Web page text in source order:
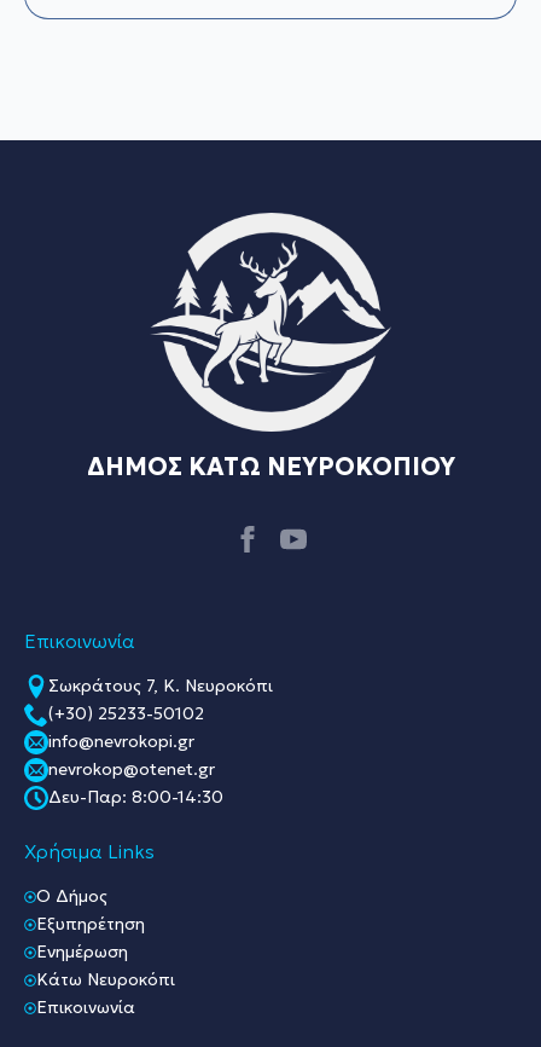
ΔΗΜΟΣ ΚΑΤΩ ΝΕΥΡΟΚΟΠΙΟΥ
Επικοινωνία
Σωκράτους 7, Κ. Νευροκόπι
(+30) 25233-50102
info@nevrokopi.gr
nevrokop@otenet.gr
Δευ-Παρ: 8:00-14:30
Χρήσιμα Links
O Δήμος
Εξυπηρέτηση
Ενημέρωση
Κάτω Νευροκόπι
Επικοινωνία